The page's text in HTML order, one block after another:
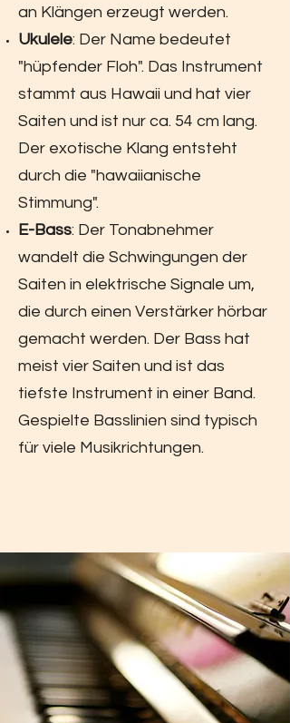
an Klängen erzeugt werden.
Ukulele: Der Name bedeutet
"hüpfender Floh". Das Instrument
stammt aus Hawaii und hat vier
Saiten und ist nur ca. 54 cm lang.
Der exotische Klang entsteht
durch die "hawaiianische
Stimmung".
E-Bass: Der Tonabnehmer
wandelt die Schwingungen der
Saiten in elektrische Signale um,
die durch einen Verstärker hörbar
gemacht werden. Der Bass hat
meist vier Saiten und ist das
tiefste Instrument in einer Band.
Gespielte Basslinien sind typisch
für viele Musikrichtungen.